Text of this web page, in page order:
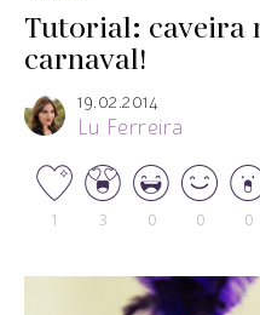
Tutorial: caveira
carnaval!
19.02.2014
Lu Ferreira
1 3 0 0 0